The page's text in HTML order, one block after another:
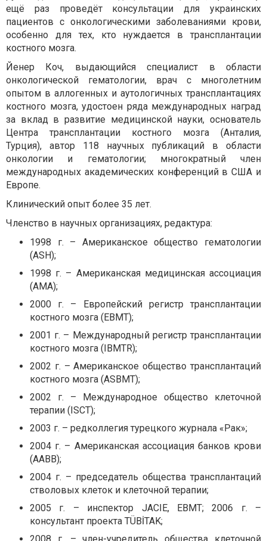
ещё раз проведёт консультации для украинских
пациентов с онкологическими заболеваниями крови,
особенно для тех, кто нуждается в трансплантации
костного мозга.
Йенер Коч, выдающийся специалист в области
онкологической гематологии, врач с многолетним
опытом в аллогенных и аутологичных трансплантациях
костного мозга, удостоен ряда международных наград
за вклад в развитие медицинской науки, основатель
Центра трансплантации костного мозга (Анталия,
Турция), автор 118 научных публикаций в области
онкологии и гематологии; многократный член
международных академических конференций в США и
Европе.
Клинический опыт более 35 лет.
Членство в научных организациях, редактура:
1998 г. – Американское общество гематологии
(ASH);
1998 г. – Американская медицинская ассоциация
(AMA);
2000 г. – Европейский регистр трансплантации
костного мозга (EBMT);
2001 г. – Международный регистр трансплантации
костного мозга (IBMTR);
2002 г. – Американское общество трансплантаций
костного мозга (ASBMT);
2002 г. – Международное общество клеточной
терапии (ISCT);
2003 г. – редколлегия турецкого журнала «Рак»;
2004 г. – Американская ассоциация банков крови
(AABB);
2004 г. – председатель общества трансплантаций
стволовых клеток и клеточной терапии;
2005 г. – инспектор JACIE, EBMT; 2006 г. –
консультант проекта TÜBİTAK;